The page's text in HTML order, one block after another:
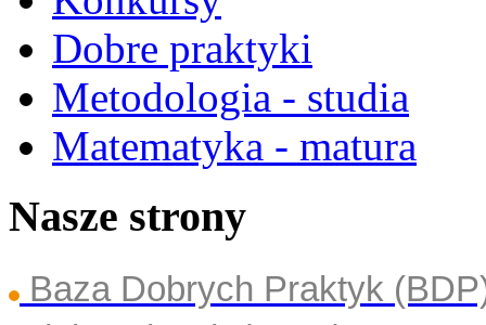
Dobre praktyki
Metodologia - studia
Matematyka - matura
Nasze strony
Baza Dobrych Praktyk